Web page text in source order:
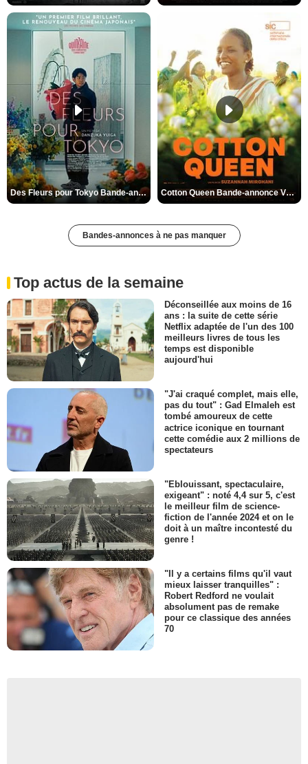
Des Fleurs pour Tokyo Bande-annonce VO STFR Cotton Queen Bande-annonce VO STFR
Bandes-annonces à ne pas manquer
Top actus de la semaine
Déconseillée aux moins de 16
ans : la suite de cette série
Netflix adaptée de l'un des 100
meilleurs livres de tous les
temps est disponible
aujourd'hui
"J'ai craqué complet, mais elle,
pas du tout" : Gad Elmaleh est
tombé amoureux de cette
actrice iconique en tournant
cette comédie aux 2 millions de
spectateurs
"Eblouissant, spectaculaire,
exigeant" : noté 4,4 sur 5, c'est
le meilleur film de science-
fiction de l'année 2024 et on le
doit à un maître incontesté du
genre !
"Il y a certains films qu'il vaut
mieux laisser tranquilles" :
Robert Redford ne voulait
absolument pas de remake
pour ce classique des années
70